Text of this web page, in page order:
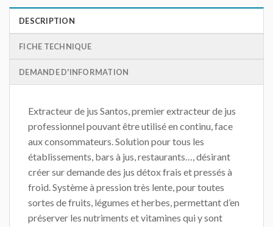
DESCRIPTION
FICHE TECHNIQUE
DEMANDE D'INFORMATION
Extracteur de jus Santos, premier extracteur de jus
professionnel pouvant être utilisé en continu, face
aux consommateurs. Solution pour tous les
établissements, bars à jus, restaurants…, désirant
créer sur demande des jus détox frais et pressés à
froid. Système à pression très lente, pour toutes
sortes de fruits, légumes et herbes, permettant d’en
préserver les nutriments et vitamines qui y sont